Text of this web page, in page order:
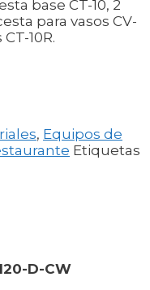
base CT-10, 2
para vasos CV-
10R.
, Equipos de
Etiquetas
D-CW